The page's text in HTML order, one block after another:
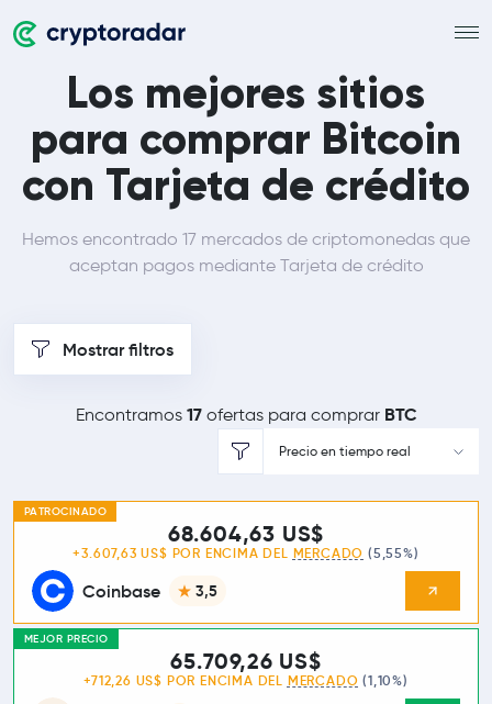
Los mejores sitios
para comprar Bitcoin
con Tarjeta de crédito
Hemos encontrado 17 mercados de criptomonedas que
aceptan pagos mediante Tarjeta de crédito
Mostrar filtros
Encontramos 17ofertas para comprar BTC
Precio en tiempo real
PATROCINADO
Coinbase 3,5
68.604,63 US$
+3.607,63 US$ POR ENCIMA DEL MERCADO (5,55%)
MEJOR PRECIO
65.709,26 US$
+712,26 US$ POR ENCIMA DEL MERCADO (1,10%)